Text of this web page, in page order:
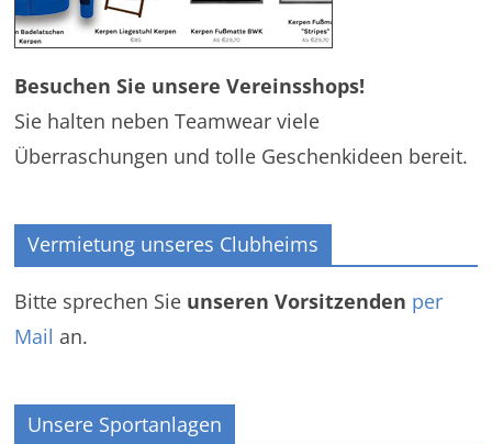
Besuchen Sie unsere Vereinsshops!
Sie halten neben Teamwear viele
Überraschungen und tolle Geschenkideen bereit.
Vermietung unseres Clubheims
Bitte sprechen Sie unseren Vorsitzenden per
Mail an.
Unsere Sportanlagen